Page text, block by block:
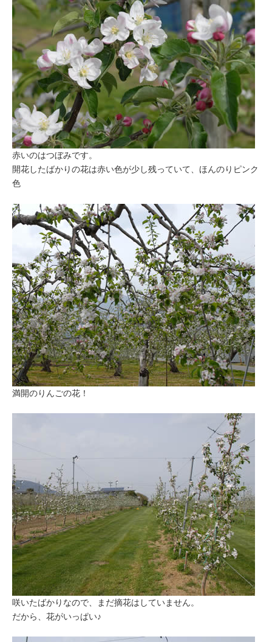
赤いのはつぼみです。
開花したばかりの花は赤い色が少し残っていて、ほんのりピンク
色
満開のりんごの花！
咲いたばかりなので、まだ摘花はしていません。
だから、花がいっぱい♪